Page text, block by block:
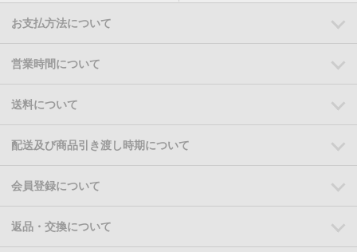
お支払方法について
営業時間について
送料について
配送及び商品引き渡し時期について
会員登録について
返品・交換について